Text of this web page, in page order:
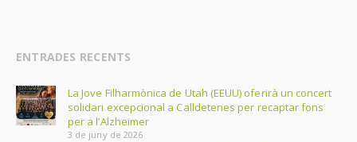
ENTRADES RECENTS
La Jove Filharmònica de Utah (EEUU) oferirà un concert
solidari excepcional a Calldetenes per recaptar fons
per a l’Alzheimer
3 de juny de 2026